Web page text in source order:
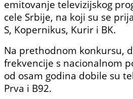
emitovanje televizijskog
cele Srbije, na koji su se
S, Kopernikus, Kurir i BK.
Na prethodnom konkursu,
frekvencije s nacionalnom
od osam godina dobile su
Prva i B92.